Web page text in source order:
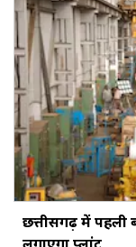
छत्तीसगढ़ में पहली